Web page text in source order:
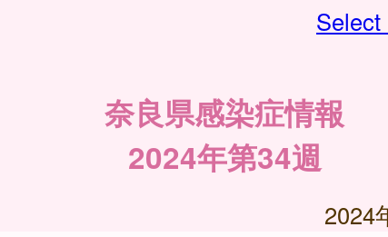
Select
奈良県感染症情報
2024年第34週
2024